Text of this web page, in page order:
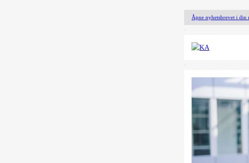
Åpne nyhetsbrevet i din